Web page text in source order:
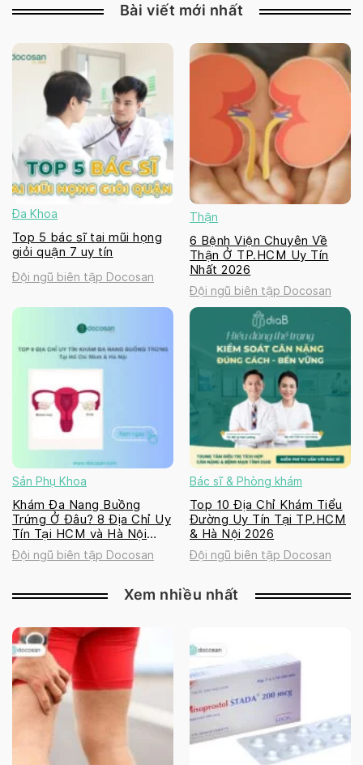
Bài viết mới nhất
Đa Khoa
Top 5 bác sĩ tai mũi họng
giỏi quận 7 uy tín
Đội ngũ biên tập Docosan
Thận
6 Bệnh Viện Chuyên Về
Thận Ở TP.HCM Uy Tín
Nhất 2026
Đội ngũ biên tập Docosan
Sản Phụ Khoa
Khám Đa Nang Buồng
Trứng Ở Đâu? 8 Địa Chỉ Uy
Tín Tại HCM và Hà Nội
2026
Đội ngũ biên tập Docosan
Bác sĩ & Phòng khám
Top 10 Địa Chỉ Khám Tiểu
Đường Uy Tín Tại TP.HCM
& Hà Nội 2026
Đội ngũ biên tập Docosan
Xem nhiều nhất